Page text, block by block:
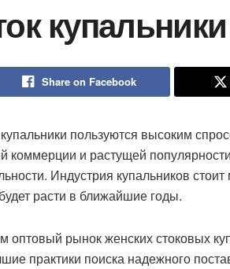
Share on Facebook
пользуются высоким
коммерции и растущей
Индустрия купальников
расти в ближайшие годы.
оптовый рынок женских стоковых
практики поиска надежного